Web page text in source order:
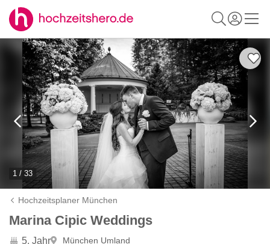
1 / 33
Hochzeitsplaner München
Marina Cipic Weddings
5. Jahr München Umland